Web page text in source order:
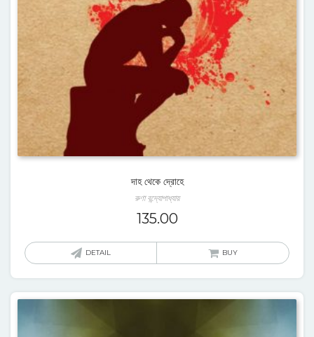
দাহ থেকে দ্রোহে
রুণা বন্দ্যোপাধ্যায়
135.00
DETAIL BUY